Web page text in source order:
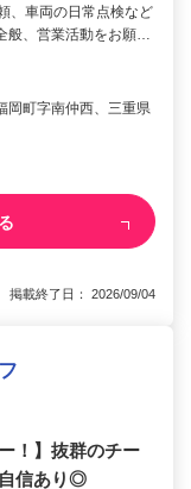
、車両の日常点検など
般、営業活動をお願…
岡町字南仲西、三重県
載終了日： 2026/09/04
！】抜群のチー
信あり◎